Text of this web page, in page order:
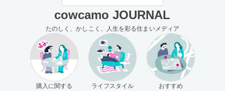
cowcamo JOURNAL
たのしく、かしこく、人生を彩る住まいメディア
購入に関する
ライフスタイル
おすすめ